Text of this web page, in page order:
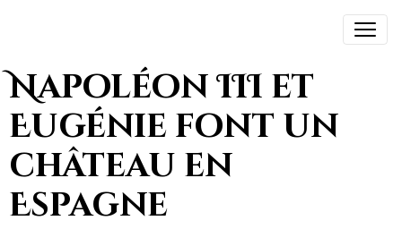
Napoléon III et
Eugénie font un
château en
Espagne